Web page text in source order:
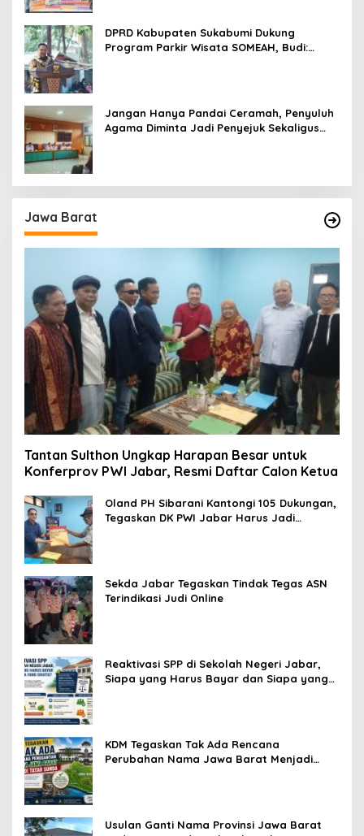
DPRD Kabupaten Sukabumi Dukung
Program Parkir Wisata SOMEAH, Budi:
Jangan Hanya Pandai Ceramah, Penyuluh
Agama Diminta Jadi Penyejuk Sekaligus
Jawa Barat
Tantan Sulthon Ungkap Harapan Besar untuk
Konferprov PWI Jabar, Resmi Daftar Calon Ketua
Oland PH Sibarani Kantongi 105 Dukungan,
Tegaskan DK PWI Jabar Harus Jadi
Sekda Jabar Tegaskan Tindak Tegas ASN
Terindikasi Judi Online
Reaktivasi SPP di Sekolah Negeri Jabar,
Siapa yang Harus Bayar dan Siapa yang
KDM Tegaskan Tak Ada Rencana
Perubahan Nama Jawa Barat Menjadi
Usulan Ganti Nama Provinsi Jawa Barat